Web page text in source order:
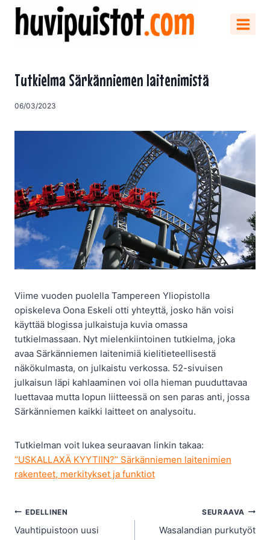
Siirry
sisältöön
Tutkielma Särkänniemen laitenimistä
06/03/2023
Viime vuoden puolella Tampereen Yliopistolla
opiskeleva Oona Eskeli otti yhteyttä, josko hän voisi
käyttää blogissa julkaistuja kuvia omassa
tutkielmassaan. Nyt mielenkiintoinen tutkielma, joka
avaa Särkänniemen laitenimiä kielitieteellisestä
näkökulmasta, on julkaistu verkossa. 52-sivuisen
julkaisun läpi kahlaaminen voi olla hieman puuduttavaa
luettavaa mutta lopun liitteessä on sen paras anti, jossa
Särkänniemen kaikki laitteet on analysoitu.
Tutkielman voit lukea seuraavan linkin takaa:
”USKALLAXÄ KYYTIIN?” Särkänniemen laitenimien
rakenteet, merkitykset ja funktiot
Artikkelien
EDELLINEN
Vauhtipuistoon uusi
SEURAAVA
Wasalandian purkutyöt